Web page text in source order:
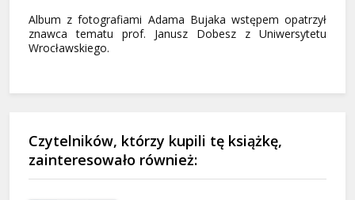
Album z fotografiami Adama Bujaka wstępem opatrzył
znawca tematu prof. Janusz Dobesz z Uniwersytetu
Wrocławskiego.
Czytelników, którzy kupili tę książkę,
zainteresowało również: